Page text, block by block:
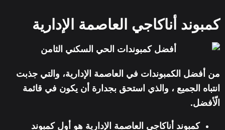
كمبوند أناكاجي العاصمة الإدارية
من أفضل الكمبوندات في العاصمة الإدارية، والتي جذبت
انتباه الجميع ، والذي استحق بجدارة أن يكون في قائمة
الّأفضل.
كمبوند أناكاجي العاصمة الإدارية هو أول كمبوند